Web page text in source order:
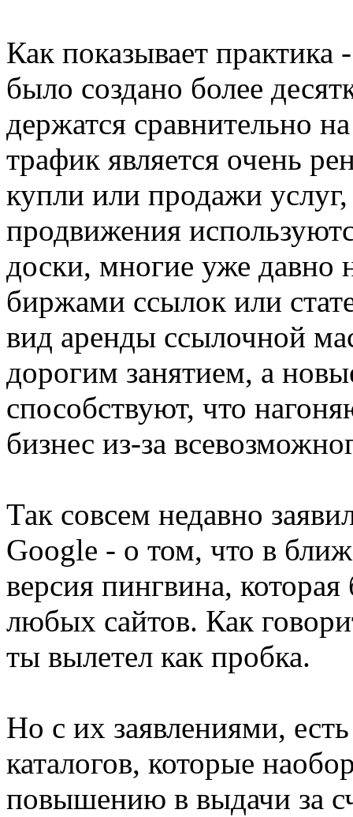
Как показывает практика
было создано более
держатся сравнительно
трафик является очень
купли или продажи
продвижения
доски, многие уже давно
биржами ссылок или
вид аренды ссылочной
дорогим занятием, а
способствуют, что
бизнес из-за
Так совсем недавно
Google - о том, что в
версия пингвина,
любых сайтов. Как
ты вылетел как пробка.
Но с их заявлениями,
каталогов, которые
повышению в выдачи за